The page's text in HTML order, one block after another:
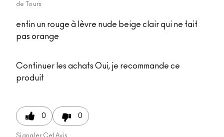
de
Tours
enfin un rouge à lèvre nude beige clair qui ne fait
pas orange
Continuer les achats Oui, je recommande ce
produit
0 0
Signaler Cet Avis